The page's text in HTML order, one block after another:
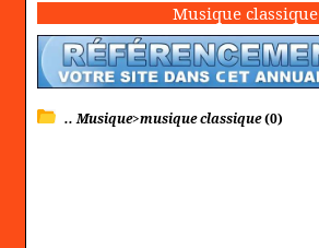
Musique classique
.. Musique>musique classique(0)